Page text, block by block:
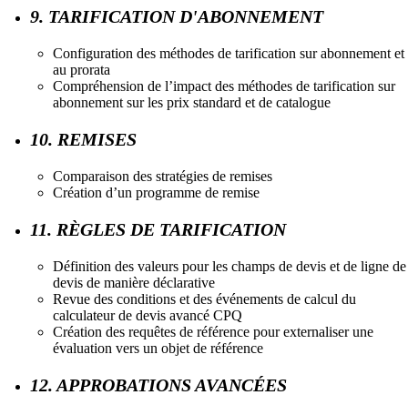
9. TARIFICATION D'ABONNEMENT
Configuration des méthodes de tarification sur abonnement et
au prorata
Compréhension de l’impact des méthodes de tarification sur
abonnement sur les prix standard et de catalogue
10. REMISES
Comparaison des stratégies de remises
Création d’un programme de remise
11. RÈGLES DE TARIFICATION
Définition des valeurs pour les champs de devis et de ligne de
devis de manière déclarative
Revue des conditions et des événements de calcul du
calculateur de devis avancé CPQ
Création des requêtes de référence pour externaliser une
évaluation vers un objet de référence
12. APPROBATIONS AVANCÉES